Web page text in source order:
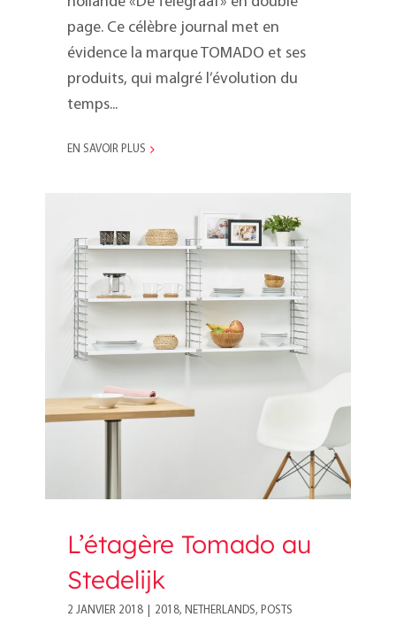
page. Ce célèbre journal met en
évidence la marque TOMADO et ses
produits, qui malgré l’évolution du
temps...
EN SAVOIR PLUS
L’étagère Tomado au
Stedelijk
L’étagère Tomado au
Stedelijk
2 JANVIER 2018 2018, NETHERLANDS, POSTS